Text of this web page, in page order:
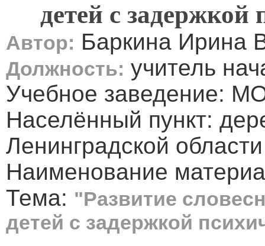
детей с задержкой
Автор: Баркина Ирина
Должность: учитель
Учебное заведение:
Населённый пункт:
Ленинградской области
Наименование
Тема: "Развитие
детей с задержкой